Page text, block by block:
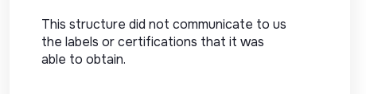
This structure did not communicate to us
the labels or certifications that it was
able to obtain.